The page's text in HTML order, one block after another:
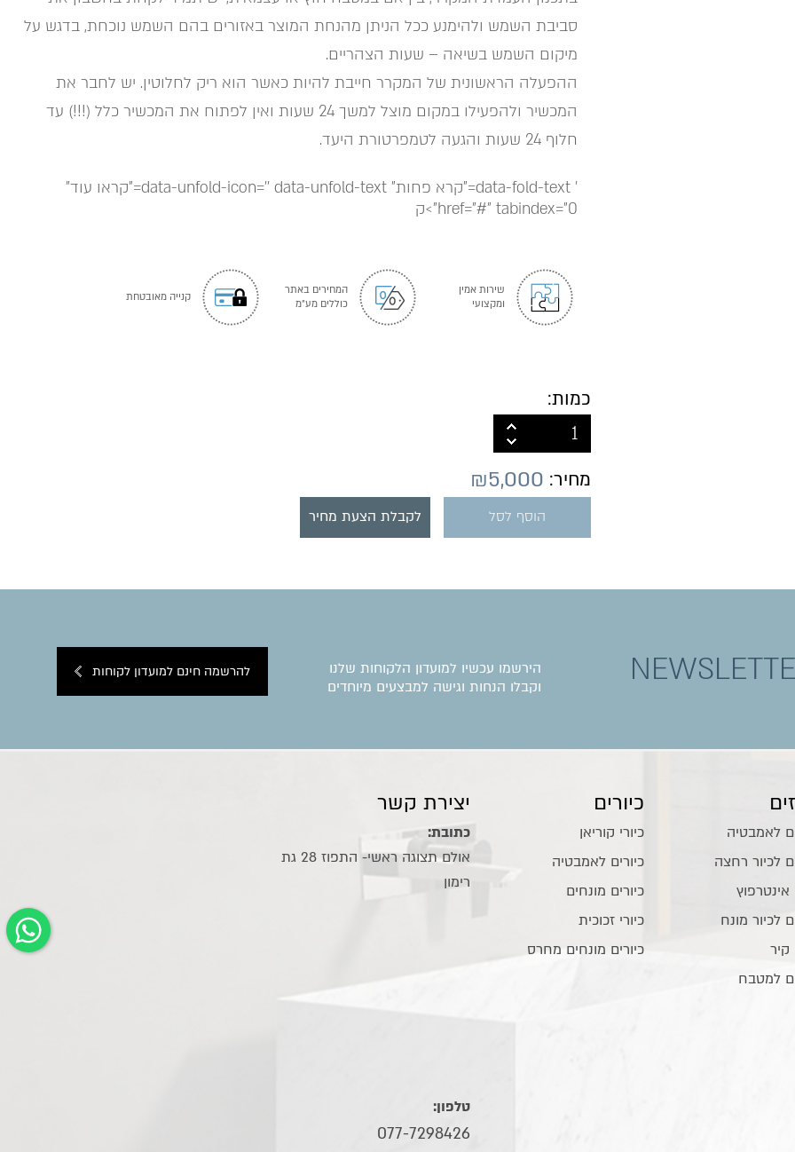
סביבת השמש ולהימנע ככל הניתן מהנחת המוצר באזורים בהם השמש נוכחת, בדגש על
מיקום השמש בשיאה – שעות הצהריים.
ההפעלה הראשונית של המקרר חייבת להיות כאשר הוא ריק לחלוטין. יש לחבר את
המכשיר ולהפעילו במקום מוצל למשך 24 שעות ואין לפתוח את המכשיר כלל (!!!) עד
חלוף 24 שעות והגעה לטמפרטורת היעד.
' data-fold-text="קרא פחות" data-unfold-icon='
' data-unfold-text="קראו עוד"
href="#" tabindex="0">ק
שירות אמין
ומקצועי
המחירים באתר
כוללים מע"מ
קנייה מאובטחת
כמות:
מחיר: ₪5,000
הוסף לסל לקבלת הצעת מחיר
הירשמו עכשיו למועדון הלקוחות שלנו
וקבלו הנחות וגישה למבצעים מיוחדים
להרשמה חינם למועדון לקוחות
לאמבטיה
לכיור רחצה
אינטרפוץ
לכיור מונח
קיר
למטבח
כיורים
כיורי קוריאן
כיורים לאמבטיה
כיורים מונחים
כיורי זכוכית
כיורים מונחים מחרס
יצירת קשר
כתובת:
אולם תצוגה ראשי- התפוז 28 גת
רימון
טלפון:
077-7298426